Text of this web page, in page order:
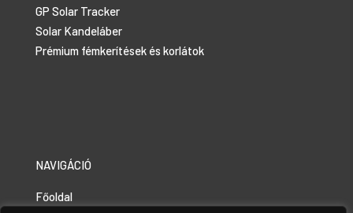
GP Solar Tracker
Solar Kandeláber
Prémium fémkerítések és korlátok
NAVIGÁCIÓ
Főoldal